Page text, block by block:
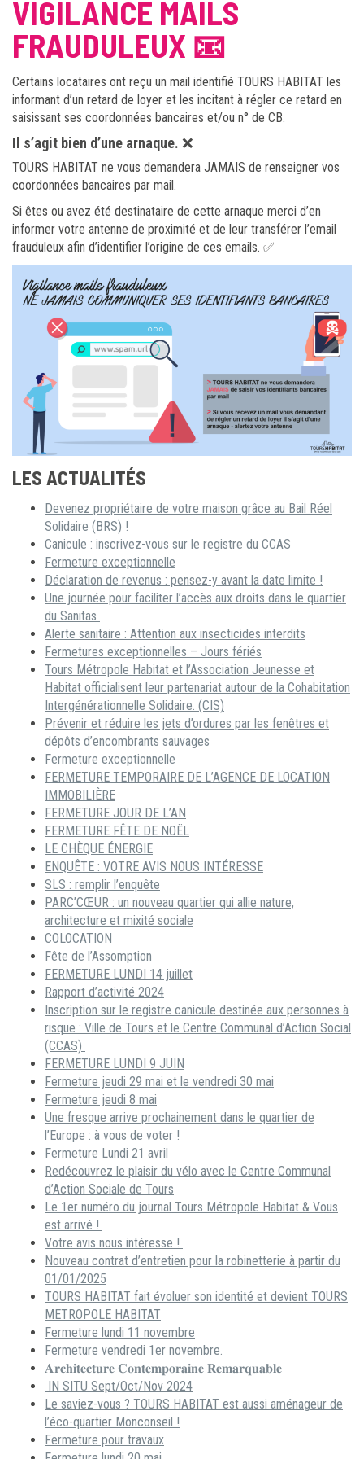
VIGILANCE MAILS
FRAUDULEUX 📧
Certains locataires ont reçu un mail identifié TOURS HABITAT les
informant d’un retard de loyer et les incitant à régler ce retard en
saisissant ses coordonnées bancaires et/ou n° de CB.
Il s’agit bien d’une arnaque. ❌
TOURS HABITAT ne vous demandera JAMAIS de renseigner vos
coordonnées bancaires par mail.
Si êtes ou avez été destinataire de cette arnaque merci d’en
informer votre antenne de proximité et de leur transférer l’email
frauduleux afin d’identifier l’origine de ces emails. ✅
LES ACTUALITÉS
Devenez propriétaire de votre maison grâce au Bail Réel
Solidaire (BRS) !
Canicule : inscrivez-vous sur le registre du CCAS
Fermeture exceptionnelle
Déclaration de revenus : pensez-y avant la date limite !
Une journée pour faciliter l’accès aux droits dans le quartier
du Sanitas
Alerte sanitaire : Attention aux insecticides interdits
Fermetures exceptionnelles – Jours fériés
Tours Métropole Habitat et l’Association Jeunesse et
Habitat officialisent leur partenariat autour de la Cohabitation
Intergénérationnelle Solidaire. (CIS)
Prévenir et réduire les jets d’ordures par les fenêtres et
dépôts d’encombrants sauvages
Fermeture exceptionnelle
FERMETURE TEMPORAIRE DE L’AGENCE DE LOCATION
IMMOBILIÈRE
FERMETURE JOUR DE L’AN
FERMETURE FÊTE DE NOËL
LE CHÈQUE ÉNERGIE
ENQUÊTE : VOTRE AVIS NOUS INTÉRESSE
SLS : remplir l’enquête
PARC’CŒUR : un nouveau quartier qui allie nature,
architecture et mixité sociale
COLOCATION
Fête de l’Assomption
FERMETURE LUNDI 14 juillet
Rapport d’activité 2024
Inscription sur le registre canicule destinée aux personnes à
risque : Ville de Tours et le Centre Communal d’Action Social
(CCAS)
FERMETURE LUNDI 9 JUIN
Fermeture jeudi 29 mai et le vendredi 30 mai
Fermeture jeudi 8 mai
Une fresque arrive prochainement dans le quartier de
l’Europe : à vous de voter !
Fermeture Lundi 21 avril
Redécouvrez le plaisir du vélo avec le Centre Communal
d’Action Sociale de Tours
Le 1er numéro du journal Tours Métropole Habitat & Vous
est arrivé !
Votre avis nous intéresse !
Nouveau contrat d’entretien pour la robinetterie à partir du
01/01/2025
TOURS HABITAT fait évoluer son identité et devient TOURS
METROPOLE HABITAT
Fermeture lundi 11 novembre
Fermeture vendredi 1er novembre.
𝐀𝐫𝐜𝐡𝐢𝐭𝐞𝐜𝐭𝐮𝐫𝐞 𝐂𝐨𝐧𝐭𝐞𝐦𝐩𝐨𝐫𝐚𝐢𝐧𝐞 𝐑𝐞𝐦𝐚𝐫𝐪𝐮𝐚𝐛𝐥𝐞
IN SITU Sept/Oct/Nov 2024
Le saviez-vous ? TOURS HABITAT est aussi aménageur de
l’éco-quartier Monconseil !
Fermeture pour travaux